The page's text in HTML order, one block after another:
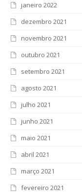
janeiro 2022
dezembro 2021
novembro 2021
outubro 2021
setembro 2021
agosto 2021
julho 2021
junho 2021
maio 2021
abril 2021
março 2021
fevereiro 2021